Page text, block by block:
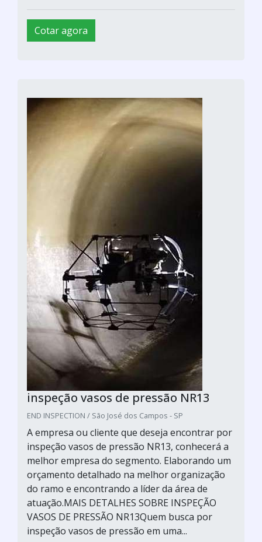
Cotar agora
inspeção vasos de pressão NR13
END INSPECTION / São José dos Campos - SP
A empresa ou cliente que deseja encontrar por
inspeção vasos de pressão NR13, conhecerá a
melhor empresa do segmento. Elaborando um
orçamento detalhado na melhor organização
do ramo e encontrando a líder da área de
atuação.MAIS DETALHES SOBRE INSPEÇÃO
VASOS DE PRESSÃO NR13Quem busca por
inspeção vasos de pressão em uma...